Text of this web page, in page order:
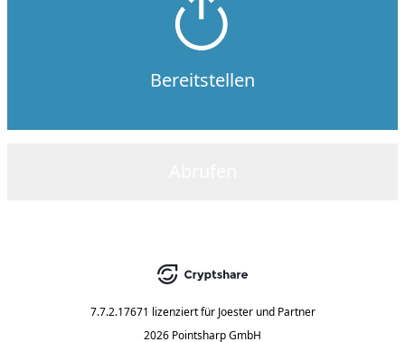
Bereitstellen
7.7.2.17671 lizenziert für Joester und Partner
2026 Pointsharp GmbH